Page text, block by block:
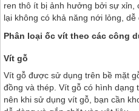
ren thô ít bị ảnh hưởng bởi sự xỉn,
lại không có khả năng nới lỏng, dễ
Phân loại ốc vít theo các công
Vít gỗ
Vít gỗ được sử dụng trên bề mặt
đồng và thép. Vít gỗ có hình dạng
nên khi sử dụng vít gỗ, bạn cần